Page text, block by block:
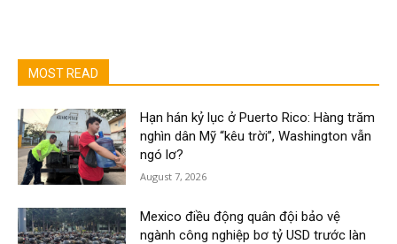
MOST READ
Hạn hán kỷ lục ở Puerto Rico: Hàng trăm
nghìn dân Mỹ “kêu trời”, Washington vẫn
ngó lơ?
August 7, 2026
Mexico điều động quân đội bảo vệ
ngành công nghiệp bơ tỷ USD trước làn